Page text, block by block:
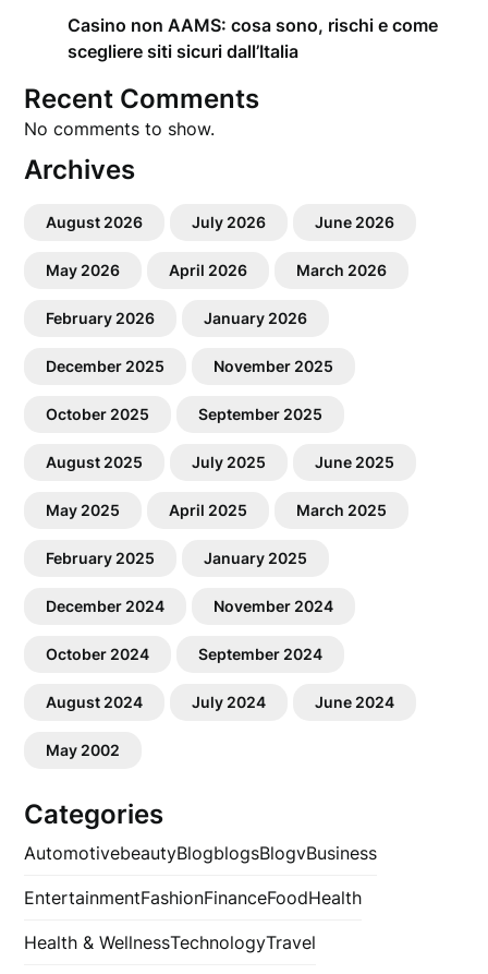
Casino non AAMS: cosa sono, rischi e come
scegliere siti sicuri dall’Italia
Recent Comments
No comments to show.
Archives
August 2026 July 2026 June 2026
May 2026 April 2026 March 2026
February 2026 January 2026
December 2025 November 2025
October 2025 September 2025
August 2025 July 2025 June 2025
May 2025 April 2025 March 2025
February 2025 January 2025
December 2024 November 2024
October 2024 September 2024
August 2024 July 2024 June 2024
May 2002
Categories
AutomotivebeautyBlogblogsBlogvBusiness
EntertainmentFashionFinanceFoodHealth
Health & WellnessTechnologyTravel